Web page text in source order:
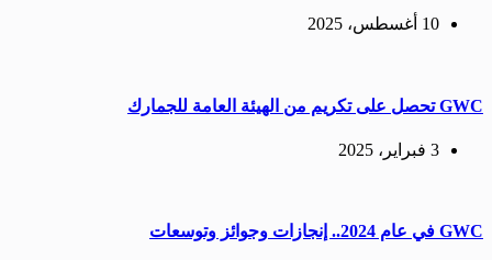
10 أغسطس، 2025
GWC تحصل على تكريم من الهيئة العامة للجمارك
3 فبراير، 2025
GWC في عام 2024.. إنجازات وجوائز وتوسعات